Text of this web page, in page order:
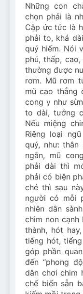
Những con
chọn phải là
Cặp ức tức là
phải to, khá
quý hiếm. Nói
phú, thấp,
thường được
rơm. Mũ rơm
mũ cao thẳng
cong y như
to dài, tướng
Nếu miệng
Riêng loại
quý, như: thân
ngắn, mũ
phải dài thì
phải có biện
ché thì sau
người có mỗi
nhiên dân
chim non
thành, hót
tiếng hót,
góp phần
đến “phong
dân chơi chim
chế biến sẵn